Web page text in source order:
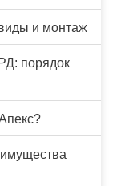
и монтаж
порядок